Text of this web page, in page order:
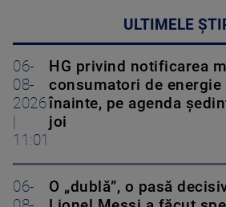
ULTIMELE
06-
08-
2026
11:01
HG privind notificarea
consumatori de energie
înainte, pe agenda
joi
06-
O „dublă”, o pasă